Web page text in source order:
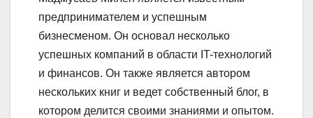
предпринимателем и успешным
бизнесменом. Он основал несколько
успешных компаний в области IT-технологий
и финансов. Он также является автором
нескольких книг и ведет собственный блог, в
котором делится своими знаниями и опытом.